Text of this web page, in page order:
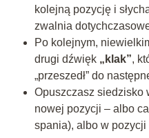
kolejną pozycję i
zwalnia
Po kolejnym,
drugi dźwięk „klak”,
„przeszedł” do
Opuszczasz siedzisko
nowej pozycji – albo
spania), albo w pozycji